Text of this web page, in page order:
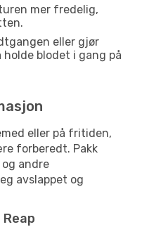
mer fredelig,
eller gjør
blodet i gang på
eller på fritiden,
forberedt. Pakk
andre
avslappet og